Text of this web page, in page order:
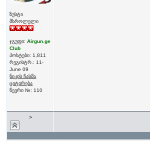
ზუსტი
მსროლელი
ჯგუფი:Airgun.ge
Club
პოსტები: 1,811
რეგისტრ.: 11-
June 09
ნიკის ჩასმა
ციტირება
წევრი №: 110
>